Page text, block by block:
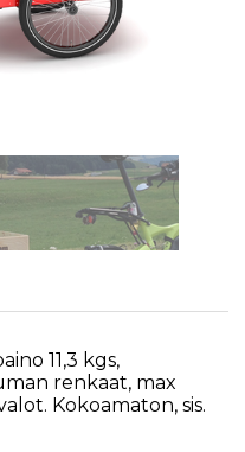
11,3 kgs,
renkaat, max
Kokoamaton, sis.